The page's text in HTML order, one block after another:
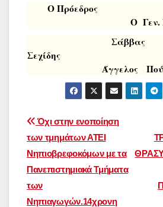
Ο
Ο Γεν.
Σάββας
Άγγελος
Πλοήγηση
άρθρων
Όχι στην ενοποίηση
των τμημάτων ΑΤΕΙ
Νηπιοβρεφοκόμων με τα
Πανεπιστημιακά Τμήματα
των
Νηπιαγωγών.14χρονη